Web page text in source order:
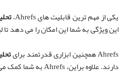
یکی از مهم ترین قابلیت های Ahrefs،
این ویژگی به شما این امکان را می دهد
Ahrefs همچنین ابزاری قدرتمند برای
دارند. علاوه براین، Ahrefs به شما کمک می کند تا